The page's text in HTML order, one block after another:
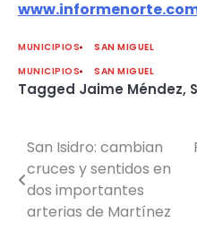
MUNICIPIOS
SAN MIGUEL
MUNICIPIOS
SAN MIGUEL
Tagged Jaime Méndez,
Navegación
de
entradas
San Isidro: cambian
cruces y sentidos en
dos importantes
arterias de Martínez